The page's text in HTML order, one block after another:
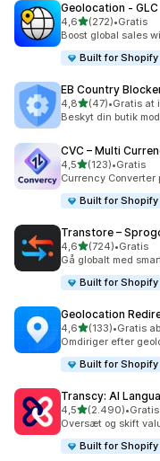
Geolocation ‑ GLC
4,6ud af 5 stjerner
(272)
272 anmeldelser i alt
•Gratis
Boost global sales
Built for Shopify
EB Country
4,8ud af 5 stjerner
(47)
47 anmeldelser i alt
•Gratis at
Beskyt din butik
CVC – Multi
4,5ud af 5 stjerner
(123)
123 anmeldelser i alt
•Gratis
Currency
Built for Shopify
Transtore –
4,6ud af 5 stjerner
(724)
724 anmeldelser i alt
•Gratis
Gå globalt med
Built for Shopify
Geolocation
4,6ud af 5 stjerner
(133)
133 anmeldelser i alt
•Gratis
Omdiriger efter
Built for Shopify
Transcy: AI
4,5ud af 5 stjerner
(2.490)
2490 anmeldelser i
•
Oversæt og skift
Built for Shopify